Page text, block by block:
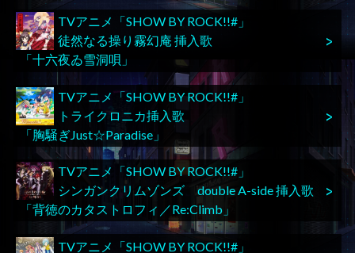
TVアニメ「SHOW BY ROCK!!#」
徒然なる操り霧幻庵 挿入歌
「十六夜ゐ雪洞唄」
TVアニメ「SHOW BY ROCK!!#」
トライクロニカ挿入歌
「胸騒ぎJust☆Paradise」
TVアニメ「SHOW BY ROCK!!#」
シンガンクリムゾンズ double A-side 挿入歌
「背徳のカタストロフィ／Re:Climb」
TVアニメ「SHOW BY ROCK!!#」